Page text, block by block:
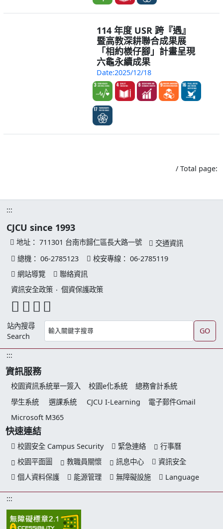
114 年度 USR 跨『遇』
暨高教深耕聯合成果展
「相約檨仔腳」計畫呈現
六龜永續成果
Date:2025/12/18
/ Total page:
:::
CJCU since 1993
地址： 711301 台南市歸仁區長大路一號
交通資訊
總機： 06-2785123 校安專線： 06-2785119
網站導覽
聯絡資訊
資訊安全政策 ‧ 個資保護政策
facebook 連結
youtube 連結
instagram 連結
站內搜尋
Search
GO
:::
資訊服務
校園資訊系統單一簽入 校園e化系統
總務會計系統
學生系統
選課系統 CJCU I-Learning
電子郵件Gmail
Microsoft M365
快速連結
校園安全 Campus Security 緊急連絡
行事曆
校園平面圖
教職員關懷 訊息中心
資訊安全
個人資料保護
能源管理 無障礙設施 Language
:::